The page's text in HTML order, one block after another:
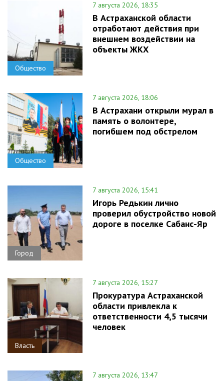
Общество
7 августа 2026, 18:35
В Астраханской области
отработают действия при
внешнем воздействии на
объекты ЖКХ
Общество
7 августа 2026, 18:06
В Астрахани открыли мурал в
память о волонтере,
погибшем под обстрелом
Город
7 августа 2026, 15:41
Игорь Редькин лично
проверил обустройство новой
дороге в поселке Сабанс-Яр
Власть
7 августа 2026, 15:27
Прокуратура Астраханской
области привлекла к
ответственности 4,5 тысячи
человек
7 августа 2026, 13:47